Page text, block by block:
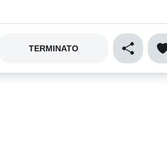
TERMINATO